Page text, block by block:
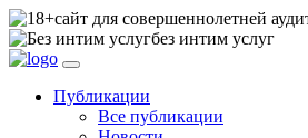
сайт для совершеннолетней
без интим услуг
Публикации
Все публикации